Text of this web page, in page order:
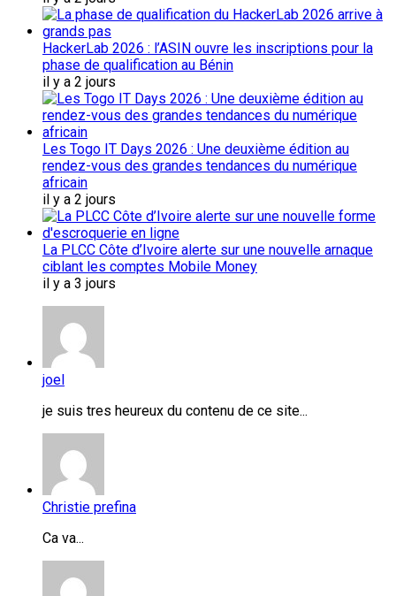
HackerLab 2026 : l’ASIN ouvre les inscriptions pour la
phase de qualification au Bénin
il y a 2 jours
Les Togo IT Days 2026 : Une deuxième édition au
rendez-vous des grandes tendances du numérique
africain
il y a 2 jours
La PLCC Côte d’Ivoire alerte sur une nouvelle arnaque
ciblant les comptes Mobile Money
il y a 3 jours
joel
je suis tres heureux du contenu de ce site...
Christie prefina
Ca va...